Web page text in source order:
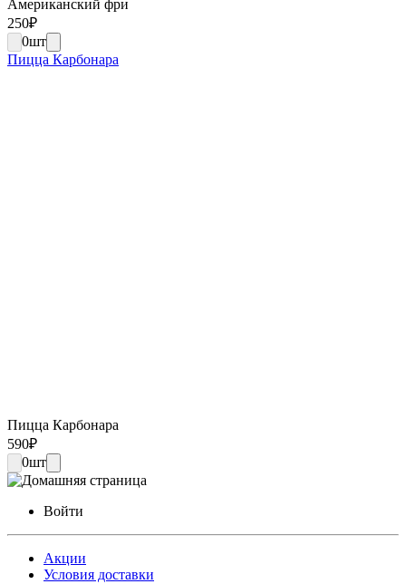
Американский фри
250₽
0шт
Пицца Карбонара
Пицца Карбонара
590₽
0шт
Войти
Акции
Условия доставки